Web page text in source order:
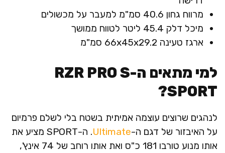
מרווח גחון 40.6 סמ"מ למעבר על מכשולים
מיכל דלק 45.4 ליטר לטווח ממושך
ארגז טעינה 66x45x29.2 סמ"מ
למי מתאים ה-RZR PRO S
SPORT?
לנהגים שרוצים עוצמה אמיתית בשטח בלי לשלם פרמיום
על האיבזור של דגם ה-Ultimate
. ה-SPORT מציע את
אותו מנוע טורבו 181 כ"ס ואת אותו רוחב של 74 אינץ',